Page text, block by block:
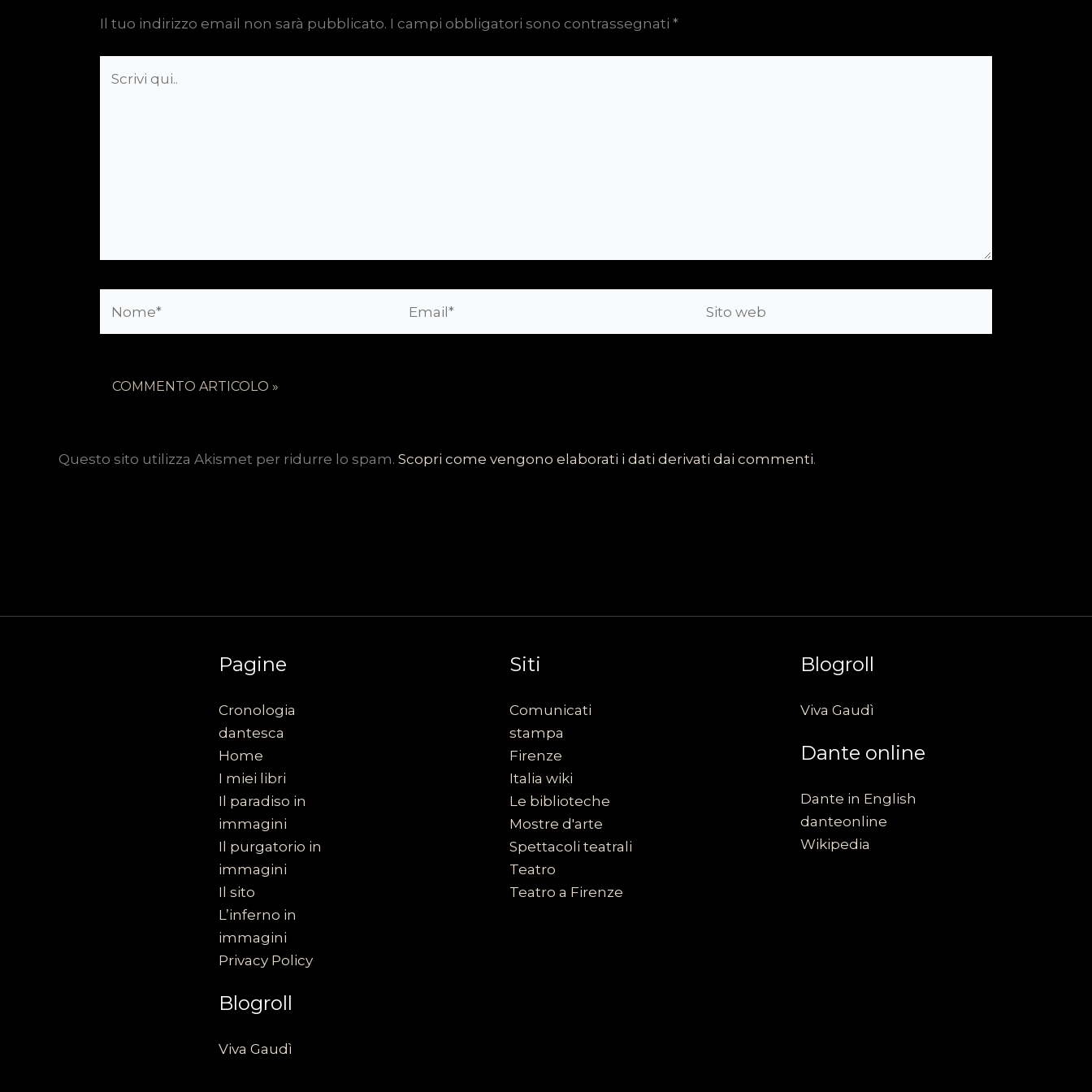
Il tuo indirizzo email non sarà pubblicato. I campi obbligatori sono contrassegnati *
qui..
web
Questo sito utilizza Akismet per ridurre lo spam. Scopri come vengono elaborati i dati derivati dai commenti.
Pagine
Cronologia
dantesca
Home
I miei libri
Il paradiso in
immagini
Il purgatorio in
immagini
Il sito
L’inferno in
immagini
Privacy Policy
Blogroll
Viva Gaudì
Siti
Comunicati
stampa
Firenze
Italia wiki
Le biblioteche
Mostre d'arte
Spettacoli teatrali
Teatro
Teatro a Firenze
Blogroll
Viva Gaudì
Dante online
Dante in English
danteonline
Wikipedia